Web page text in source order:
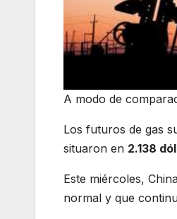
A modo de
Los futuros de gas
situaron en 2.138
Este miércoles,
normal y que